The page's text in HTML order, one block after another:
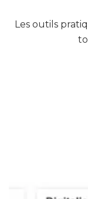
Les outils